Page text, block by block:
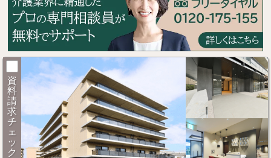
資
料
請
求
チ
ェ
ッ
ク